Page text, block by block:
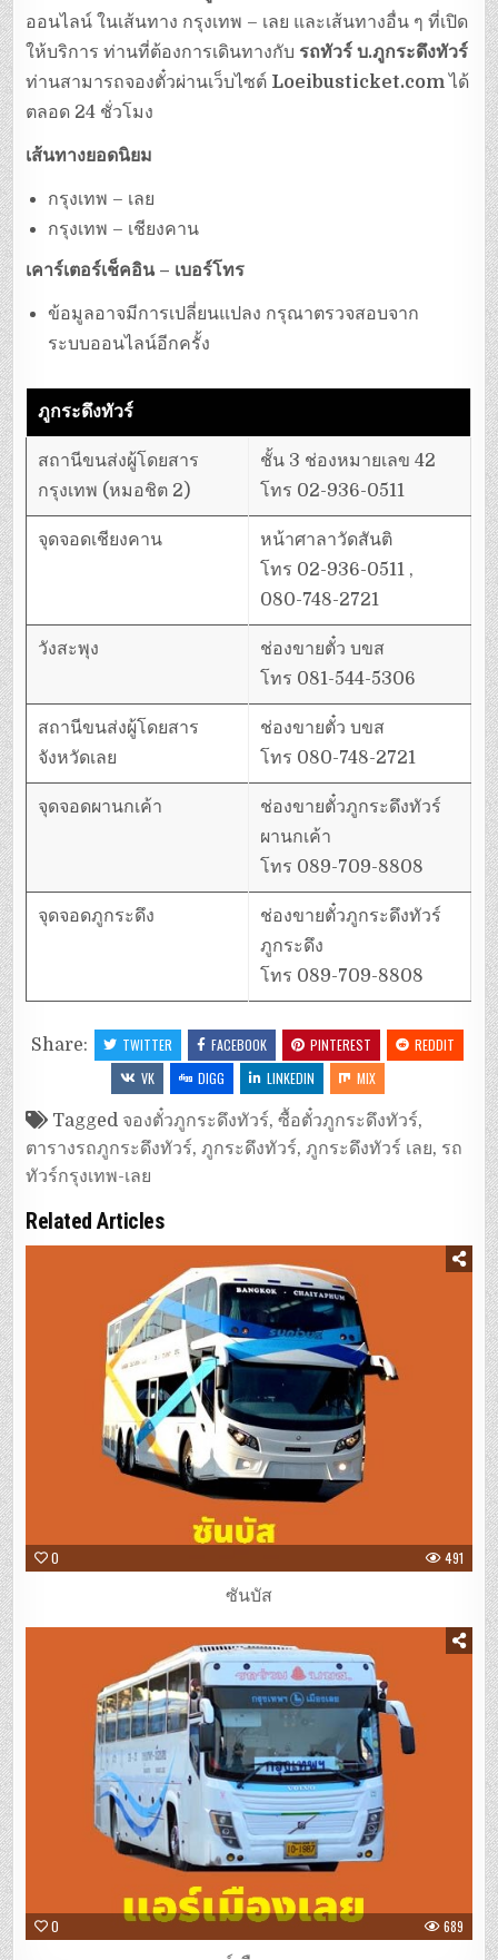
ออนไลน์ ในเส้นทาง กรุงเทพ – เลย และเส้นทางอื่น ๆ ที่เปิด
ให้บริการ ท่านที่ต้องการเดินทางกับ รถทัวร์ บ.ภูกระดึงทัวร์
ท่านสามารถจองตั๋วผ่านเว็บไซต์ Loeibusticket.comได้
ตลอด 24 ชั่วโมง
เส้นทางยอดนิยม
กรุงเทพ – เลย
กรุงเทพ – เชียงคาน
เคาร์เตอร์เช็คอิน – เบอร์โทร
ข้อมูลอาจมีการเปลี่ยนแปลง กรุณาตรวจสอบจาก
ระบบออนไลน์อีกครั้ง
ภูกระดึงทัวร์
สถานีขนส่งผู้โดยสาร
กรุงเทพ (หมอชิต 2)
ชั้น 3 ช่องหมายเลข 42
โทร 02-936-0511
จุดจอดเชียงคาน
หน้าศาลาวัดสันติ
โทร 02-936-0511 ,
080-748-2721
วังสะพุง
ช่องขายตั๋ว บขส
โทร 081-544-5306
สถานีขนส่งผู้โดยสาร
จังหวัดเลย
ช่องขายตั๋ว บขส
โทร 080-748-2721
จุดจอดผานกเค้า
ช่องขายตั๋วภูกระดึงทัวร์
ผานกเค้า
โทร 089-709-8808
จุดจอดภูกระดึง
ช่องขายตั๋วภูกระดึงทัวร์
ภูกระดึง
โทร 089-709-8808
Share: TWITTER FACEBOOK PINTEREST
REDDIT
VK
DIGG LINKEDIN MIX
Tagged จองตั๋วภูกระดึงทัวร์,ซื้อตั๋วภูกระดึงทัวร์,
ตารางรถภูกระดึงทัวร์,ภูกระดึงทัวร์,ภูกระดึงทัวร์ เลย, รถ
ทัวร์กรุงเทพ-เลย
Related Articles
0 491
ซันบัส
0 689